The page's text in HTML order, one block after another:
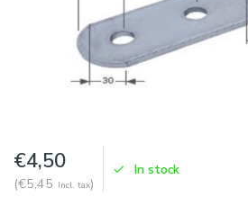
€4,50
(€5,45 Incl. tax)
In stock